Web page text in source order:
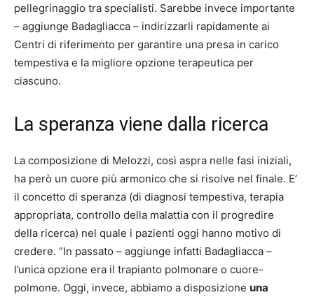
pellegrinaggio tra specialisti. Sarebbe invece importante
– aggiunge Badagliacca – indirizzarli rapidamente ai
Centri di riferimento per garantire una presa in carico
tempestiva e la migliore opzione terapeutica per
ciascuno.
La speranza viene dalla ricerca
La composizione di Melozzi, così aspra nelle fasi iniziali,
ha però un cuore più armonico che si risolve nel finale. E’
il concetto di speranza (di diagnosi tempestiva, terapia
appropriata, controllo della malattia con il progredire
della ricerca) nel quale i pazienti oggi hanno motivo di
credere. “In passato – aggiunge infatti Badagliacca –
l’unica opzione era il trapianto polmonare o cuore-
polmone. Oggi, invece, abbiamo a disposizione una